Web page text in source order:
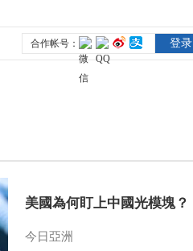
美國為何盯上中國光模塊？
今日亞洲